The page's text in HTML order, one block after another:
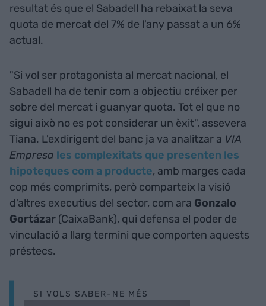
resultat és que el Sabadell ha rebaixat la seva
quota de mercat del 7% de l'any passat a un 6%
actual.
"Si vol ser protagonista al mercat nacional, el
Sabadell ha de tenir com a objectiu créixer per
sobre del mercat i guanyar quota. Tot el que no
sigui això no es pot considerar un èxit", assevera
Tiana. L'exdirigent del banc ja va analitzar a VIA
Empresa les complexitats que presenten les
hipoteques com a producte, amb marges cada
cop més comprimits, però comparteix la visió
d'altres executius del sector, com ara Gonzalo
Gortázar (CaixaBank), qui defensa el poder de
vinculació a llarg termini que comporten aquests
préstecs.
SI VOLS SABER-NE MÉS